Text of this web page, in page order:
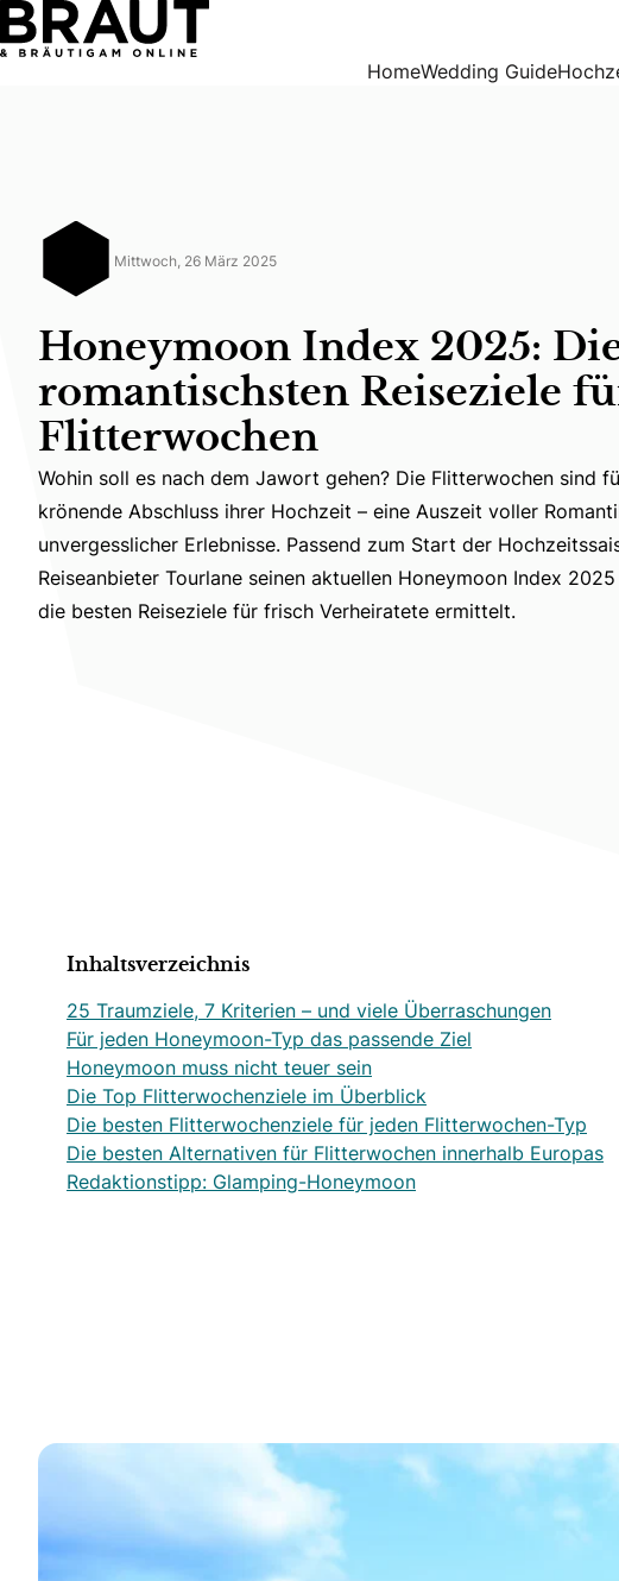
Honeymoon Index 2025: Die romantischsten Reiseziele für eure
HomeWedding Guide
Mittwoch, 26 März 2025
Honeymoon Index 2025:
romantischsten Reiseziele
Flitterwochen
Wohin soll es nach dem Jawort gehen? Die Flitterwochen sind
Wohin soll es nach dem Jawort gehen? Die Flitterwochen sind
krönende Abschluss ihrer Hochzeit – eine Auszeit voller
unvergesslicher Erlebnisse. Passend zum Start der
Reiseanbieter Tourlane seinen aktuellen Honeymoon Index
die besten Reiseziele für frisch Verheiratete ermittelt.
Inhaltsverzeichnis
25 Traumziele, 7 Kriterien – und viele Überraschungen
Für jeden Honeymoon-Typ das passende Ziel
Honeymoon muss nicht teuer sein
Die Top Flitterwochenziele im Überblick
Die besten Flitterwochenziele für jeden Flitterwochen-Typ
Die besten Alternativen für Flitterwochen innerhalb Europas
Redaktionstipp: Glamping-Honeymoon